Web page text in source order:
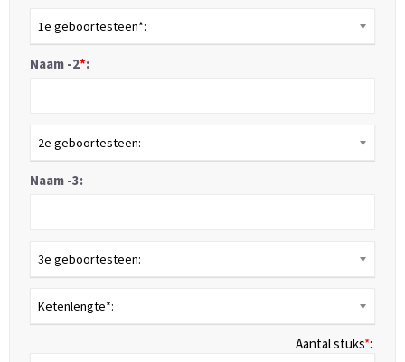
1e geboortesteen*:
Naam -2*:
2e geboortesteen:
Naam -3:
3e geboortesteen:
Ketenlengte*:
Aantal stuks*: